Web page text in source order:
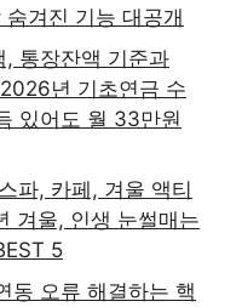
겨진 기능 대공개
, 통장잔액 기준과
2026년 기초연금 수
있어도 월 33만원
파, 카페, 겨울 액티
겨울, 인생 눈썰매는
5
동 오류 해결하는 핵